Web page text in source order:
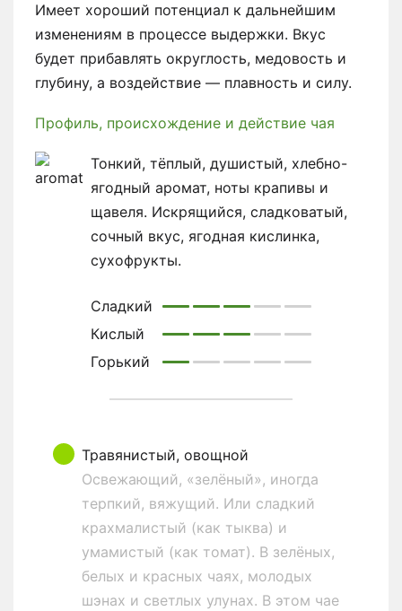
Имеет хороший потенциал к дальнейшим
изменениям в процессе выдержки. Вкус
будет прибавлять округлость, медовость и
глубину, а воздействие — плавность и силу.
Профиль, происхождение и действие чая
Тонкий, тёплый, душистый, хлебно-
ягодный аромат, ноты крапивы и
щавеля. Искрящийся, сладковатый,
сочный вкус, ягодная кислинка,
сухофрукты.
Сладкий
Кислый
Горький
Травянистый, овощной
Освежающий, «зелёный», иногда
терпкий, вяжущий. Или сладкий
крахмалистый (как тыква) и
умамистый (как томат). В зелёных,
белых и красных чаях, молодых
шэнах и светлых улунах. В этом чае